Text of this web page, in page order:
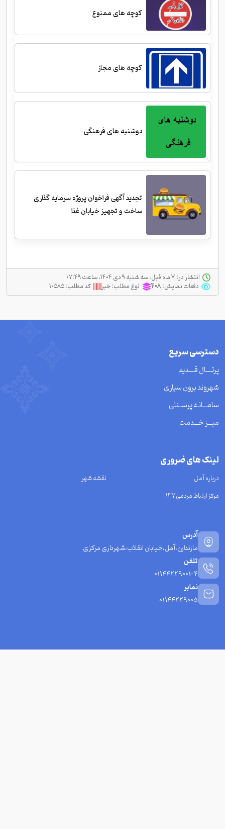
کوچه های ممنوع
کوچه های مجاز
دوشنبه های فرهنگی
تجدید آگهی فراخوان پروژه سرمایه گذاری
ساخت و تجهیز خیابان غذا
انتشار در:
دفعات نمایش:408 نوع مطلب:خبر کد مطلب:۱۰۵۸۵
دسترسی سریع
پرتــــال قــــدیم
شهروند برون سپاری
سامـــانـه پرســنلی
میـــز خـــدمت
لینک های ضروری
درباره آمل
نقشه شهر
مرکز ارتباط مردمی137
آدرس
مازندارن،آمل،خیابان انقلاب،شهرداری مرکزی
تلفن
01144229001-4
نمابر
01144229005